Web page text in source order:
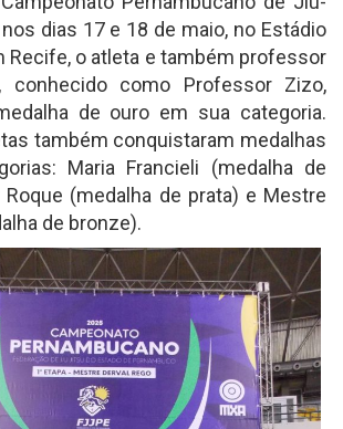
dias 17 e 18 de maio, no Estádio
Recife, o atleta e também professor
conhecido como Professor Zizo,
de ouro em sua categoria.
também conquistaram medalhas
Maria Francieli (medalha de
Roque (medalha de prata) e Mestre
de bronze).